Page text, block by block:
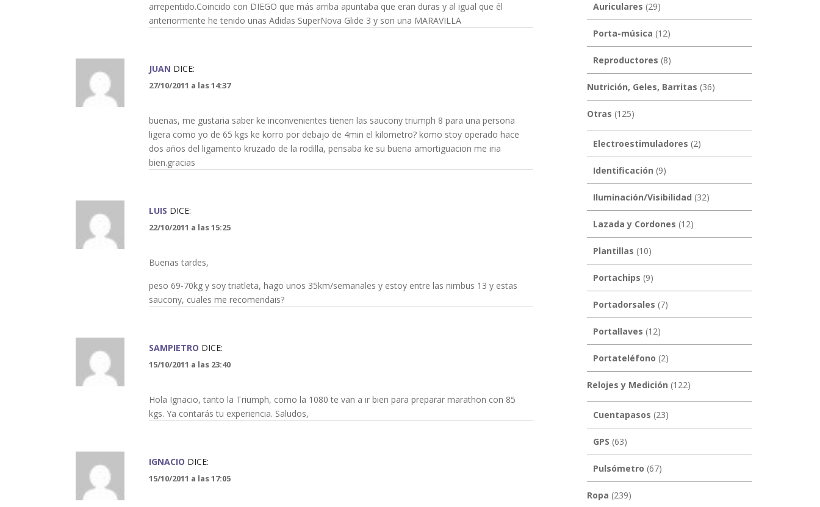
arrepentido.Coincido con DIEGO que más arriba apuntaba que eran duras y al igual que él
anteriormente he tenido unas Adidas SuperNova Glide 3 y son una MARAVILLA
JUAN DICE:
27/10/2011 a las 14:37
buenas, me gustaria saber ke inconvenientes tienen las saucony triumph 8 para una persona
ligera como yo de 65 kgs ke korro por debajo de 4min el kilometro? komo stoy operado hace
dos años del ligamento kruzado de la rodilla, pensaba ke su buena amortiguacion me iria
bien.gracias
LUIS DICE:
22/10/2011 a las 15:25
Buenas tardes,
peso 69-70kg y soy triatleta, hago unos 35km/semanales y estoy entre las nimbus 13 y estas
saucony, cuales me recomendais?
SAMPIETRO DICE:
15/10/2011 a las 23:40
Hola Ignacio, tanto la Triumph, como la 1080 te van a ir bien para preparar marathon con 85
kgs. Ya contarás tu experiencia. Saludos,
IGNACIO DICE:
15/10/2011 a las 17:05
Auriculares (29)
Porta-música (12)
Reproductores (8)
Nutrición, Geles, Barritas (36)
Otras (125)
Electroestimuladores (2)
Identificación (9)
Iluminación/Visibilidad (32)
Lazada y Cordones (12)
Plantillas (10)
Portachips (9)
Portadorsales (7)
Portallaves (12)
Portateléfono (2)
Relojes y Medición (122)
Cuentapasos (23)
GPS (63)
Pulsómetro (67)
Ropa (239)